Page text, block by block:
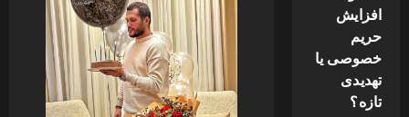
ظاهری
متفاوت
در
جدیدترین
عکس‌های
منتشر
شده
افزایش
حریم
خصوصی یا
تهدیدی
تازه؟